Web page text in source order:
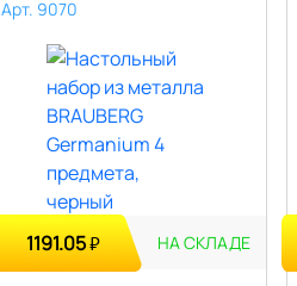
Арт. 9070
1191.05₽ НА СКЛАДЕ